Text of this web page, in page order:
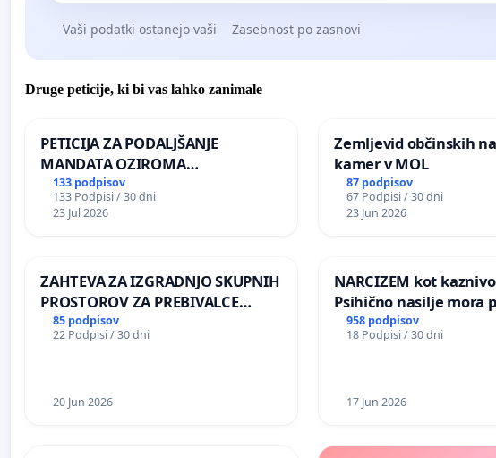
Vaši podatki ostanejo vaši Zasebnost po zasnovi
Druge peticije, ki bi vas lahko zanimale
PETICIJA ZA PODALJŠANJE
MANDATA OZIROMA
ČIMPREJŠNJO PONOVNO
NAPOTITEV GOSPODA BERNARDA
ŠRAJNERJA NA VELEPOSLANIŠTVO
133 podpisov
133 Podpisi / 30 dni
23 Jul 2026
Zemljevid občinskih
kamer v MOL
87 podpisov
67 Podpisi / 30 dni
23 Jun 2026
ZAHTEVA ZA IZGRADNJO SKUPNIH
PROSTOROV ZA PREBIVALCE
KRAJEVNE SKUPNOSTI
PRESTRANEK
85 podpisov
22 Podpisi / 30 dni
20 Jun 2026
NARCIZEM kot
Psihično nasilje mora
enako prepoznano kot
nasilje
958 podpisov
18 Podpisi / 30 dni
17 Jun 2026